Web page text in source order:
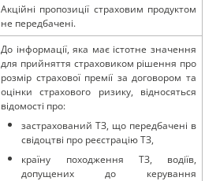
Акційні пропозиції страховим продуктом
не передбачені.
До інформації, яка має істотне значення
для прийняття страховиком рішення про
розмір страхової премії за договором та
оцінки страхового ризику, відносяться
відомості про:
застрахований ТЗ, що передбачені в
свідоцтві про реєстрацію ТЗ,
країну походження ТЗ, водіїв,
допущених до керування